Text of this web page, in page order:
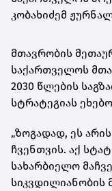
კობახიძემ
მთავრობის
საქართველოს
2030 წლების
სტრატეგიას
„ზოგადად, ეს
ჩვენთვის. აქ
სახარბიელო
სიკვდილიანობის